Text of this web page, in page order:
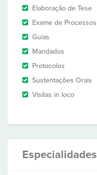
Elaboração de Tese
Exame de Processos
Guias
Mandados
Protocolos
Sustentações Orais
Visitas in loco
Especialidades